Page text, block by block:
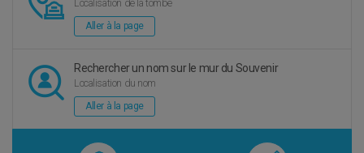
Localisation de la tombe
Aller à la page
Rechercher un nom sur le mur du Souvenir
Localisation du nom
Aller à la page